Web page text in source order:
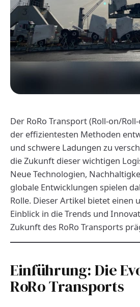
Der RoRo Transport (Roll-on/
der effizientesten Methoden
und schwere Ladungen zu
die Zukunft dieser wichtigen
Neue Technologien,
globale Entwicklungen spielen
Rolle. Dieser Artikel bietet einen
Einblick in die Trends und
Zukunft des RoRo Transports
Einführung: Die
RoRo Transports